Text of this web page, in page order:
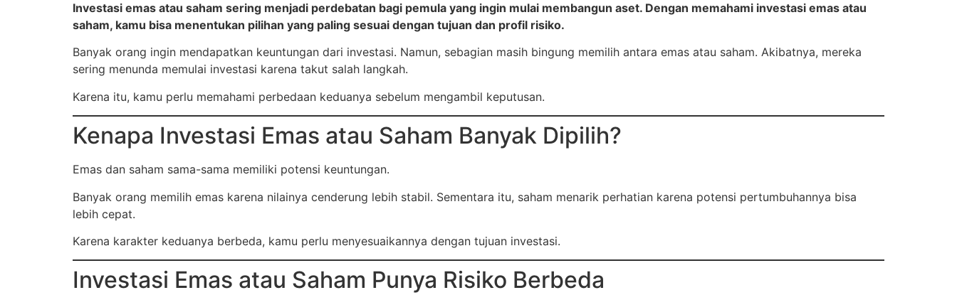
Investasi emas atau saham sering menjadi perdebatan bagi pemula yang ingin mulai membangun aset. Dengan memahami investasi emas atau
saham, kamu bisa menentukan pilihan yang paling sesuai dengan tujuan dan profil risiko.
Banyak orang ingin mendapatkan keuntungan dari investasi. Namun, sebagian masih bingung memilih antara emas atau saham. Akibatnya, mereka
sering menunda memulai investasi karena takut salah langkah.
Karena itu, kamu perlu memahami perbedaan keduanya sebelum mengambil keputusan.
Kenapa Investasi Emas atau Saham Banyak Dipilih?
Emas dan saham sama-sama memiliki potensi keuntungan.
Banyak orang memilih emas karena nilainya cenderung lebih stabil. Sementara itu, saham menarik perhatian karena potensi pertumbuhannya bisa
lebih cepat.
Karena karakter keduanya berbeda, kamu perlu menyesuaikannya dengan tujuan investasi.
Investasi Emas atau Saham Punya Risiko Berbeda